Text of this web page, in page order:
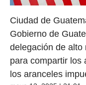
Ciudad de
Gobierno de
delegación de alto
para compartir los
los aranceles